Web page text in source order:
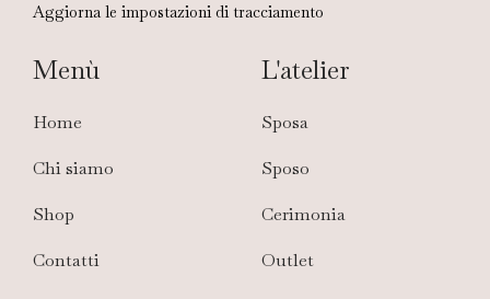
Aggiorna le impostazioni di tracciamento
Menù
Home
Chi siamo
Shop
Contatti
L'atelier
Sposa
Sposo
Cerimonia
Outlet